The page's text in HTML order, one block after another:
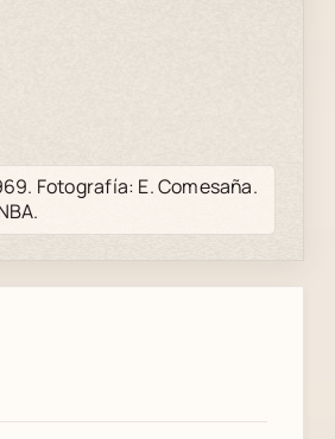
Fotografía: E. Comesaña.